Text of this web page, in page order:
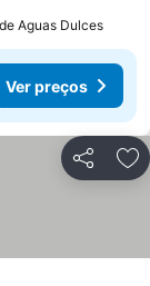
Aguas Dulces
Ver preços
Partilhar